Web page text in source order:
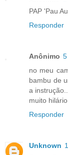
PAP 'Pau
Responder
Anônimo
no meu
bambu de
a
muito hilário
Responder
Unknown